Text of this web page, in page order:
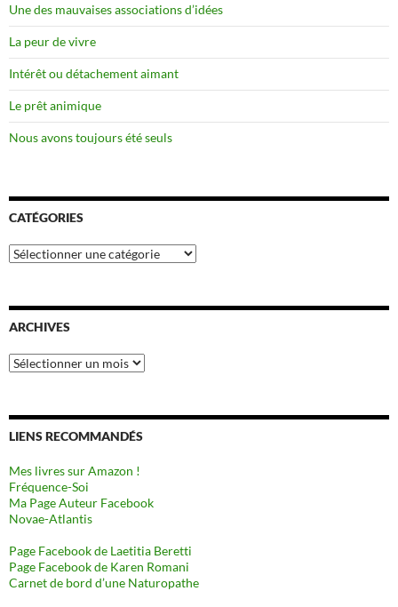
Une des mauvaises associations d’idées
La peur de vivre
Intérêt ou détachement aimant
Le prêt animique
Nous avons toujours été seuls
CATÉGORIES
Catégories
ARCHIVES
Archives
LIENS RECOMMANDÉS
Mes livres sur Amazon !
Fréquence-Soi
Ma Page Auteur Facebook
Novae-Atlantis
Page Facebook de Laetitia Beretti
Page Facebook de Karen Romani
Carnet de bord d’une Naturopathe